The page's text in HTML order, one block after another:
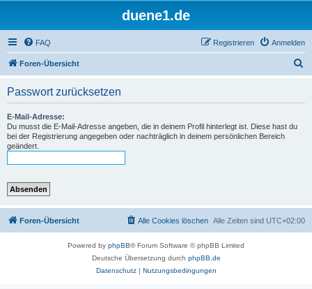
duene1.de
FAQ Anmelden
Registrieren
Foren-Übersicht
Passwort zurücksetzen
E-Mail-Adresse:
Du musst die E-Mail-Adresse angeben, die in deinem Profil hinterlegt ist. Diese hast du
bei der Registrierung angegeben oder nachträglich in deinem persönlichen Bereich
geändert.
Foren-Übersicht Alle Zeiten sind UTC+02:00
Alle Cookies löschen
Powered by phpBB® Forum Software © phpBB Limited
Deutsche Übersetzung durch phpBB.de
Datenschutz| Nutzungsbedingungen